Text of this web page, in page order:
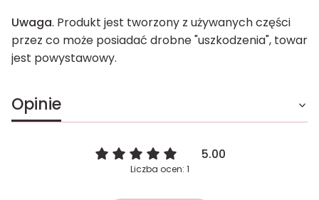
Uwaga. Produkt jest tworzony z używanych części
przez co może posiadać drobne "uszkodzenia", towar
jest powystawowy.
Opinie
5.00
Liczba ocen: 1